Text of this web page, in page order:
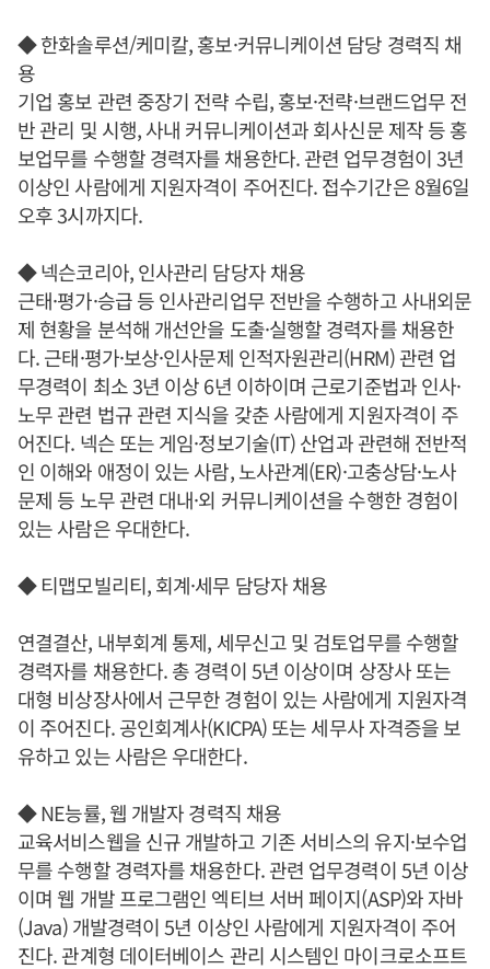
◆ 한화솔루션/케미칼, 홍보·커뮤니케이션 담당 경력직 채
용
기업 홍보 관련 중장기 전략 수립, 홍보·전략·브랜드업무 전
반 관리 및 시행, 사내 커뮤니케이션과 회사신문 제작 등 홍
보업무를 수행할 경력자를 채용한다. 관련 업무경험이 3년
이상인 사람에게 지원자격이 주어진다. 접수기간은 8월6일
오후 3시까지다.
◆ 넥슨코리아, 인사관리 담당자 채용
근태·평가·승급 등 인사관리업무 전반을 수행하고 사내외문
제 현황을 분석해 개선안을 도출·실행할 경력자를 채용한
다. 근태·평가·보상·인사문제 인적자원관리(HRM) 관련 업
무경력이 최소 3년 이상 6년 이하이며 근로기준법과 인사·
노무 관련 법규 관련 지식을 갖춘 사람에게 지원자격이 주
어진다. 넥슨 또는 게임·정보기술(IT) 산업과 관련해 전반적
인 이해와 애정이 있는 사람, 노사관계(ER)·고충상담·노사
문제 등 노무 관련 대내·외 커뮤니케이션을 수행한 경험이
있는 사람은 우대한다.
◆ 티맵모빌리티, 회계·세무 담당자 채용
연결결산, 내부회계 통제, 세무신고 및 검토업무를 수행할
경력자를 채용한다. 총 경력이 5년 이상이며 상장사 또는
대형 비상장사에서 근무한 경험이 있는 사람에게 지원자격
이 주어진다. 공인회계사(KICPA) 또는 세무사 자격증을 보
유하고 있는 사람은 우대한다.
◆ NE능률, 웹 개발자 경력직 채용
교육서비스웹을 신규 개발하고 기존 서비스의 유지·보수업
무를 수행할 경력자를 채용한다. 관련 업무경력이 5년 이상
이며 웹 개발 프로그램인 엑티브 서버 페이지(ASP)와 자바
(Java) 개발경력이 5년 이상인 사람에게 지원자격이 주어
진다. 관계형 데이터베이스 관리 시스템인 마이크로소프트